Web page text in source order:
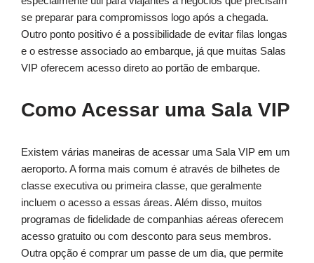
se preparar para compromissos logo após a chegada.
Outro ponto positivo é a possibilidade de evitar filas longas
e o estresse associado ao embarque, já que muitas Salas
VIP oferecem acesso direto ao portão de embarque.
Como Acessar uma Sala VIP
Existem várias maneiras de acessar uma Sala VIP em um
aeroporto. A forma mais comum é através de bilhetes de
classe executiva ou primeira classe, que geralmente
incluem o acesso a essas áreas. Além disso, muitos
programas de fidelidade de companhias aéreas oferecem
acesso gratuito ou com desconto para seus membros.
Outra opção é comprar um passe de um dia, que permite